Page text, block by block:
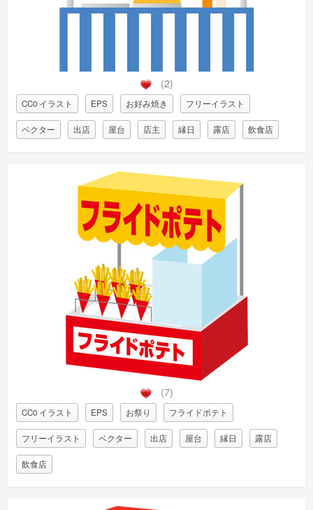
(2)
CC0 イラスト EPS お好み焼き フリーイラスト
ベクター 出店 屋台 店主 縁日 露店 飲食店
(7)
CC0 イラスト EPS お祭り フライドポテト
フリーイラスト ベクター 出店 屋台 縁日 露店
飲食店